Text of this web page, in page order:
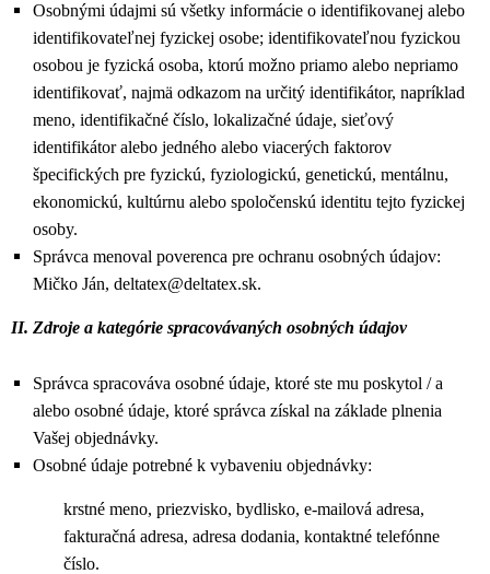
Osobnými údajmi sú všetky informácie o identifikovanej alebo
identifikovateľnej fyzickej osobe; identifikovateľnou fyzickou
osobou je fyzická osoba, ktorú možno priamo alebo nepriamo
identifikovať, najmä odkazom na určitý identifikátor, napríklad
meno, identifikačné číslo, lokalizačné údaje, sieťový
identifikátor alebo jedného alebo viacerých faktorov
špecifických pre fyzickú, fyziologickú, genetickú, mentálnu,
ekonomickú, kultúrnu alebo spoločenskú identitu tejto fyzickej
osoby.
Správca menoval poverenca pre ochranu osobných údajov:
Mičko Ján, deltatex@deltatex.sk.
II. Zdroje a kategórie spracovávaných osobných údajov
Správca spracováva osobné údaje, ktoré ste mu poskytol / a
alebo osobné údaje, ktoré správca získal na základe plnenia
Vašej objednávky.
Osobné údaje potrebné k vybaveniu objednávky:
krstné meno, priezvisko, bydlisko, e-mailová adresa,
fakturačná adresa, adresa dodania, kontaktné telefónne
číslo.